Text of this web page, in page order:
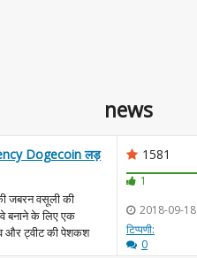
news
Dogecoin लड़
जबरन वसूली की
बनाने के लिए एक
और ट्वीट की पेशकश
1581
1
2018-09-18
टिप्पणी:
0